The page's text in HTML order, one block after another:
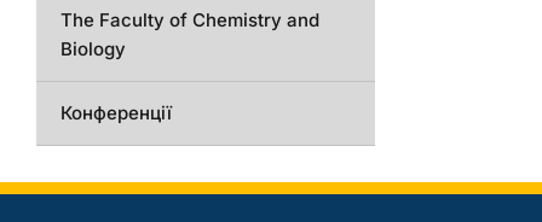
The Faculty of Chemistry and
Biology
Конференції